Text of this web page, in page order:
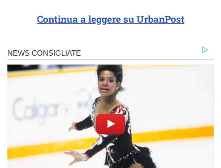
Continua a leggere su UrbanPost